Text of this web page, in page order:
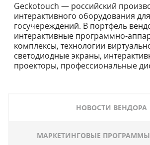
Geckotouch — российский
интерактивного оборудования
госучереждений. В портфель
интерактивные программно-
комплексы, технологии
светодиодные экраны,
проекторы, профессиональные
НОВОСТИ ВЕНДОРА
МАРКЕТИНГОВЫЕ